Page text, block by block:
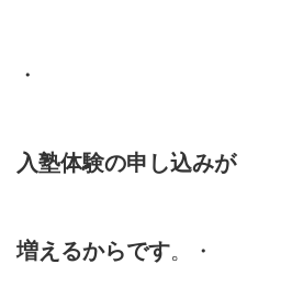
・
入塾体験の申し込みが
増えるからです。・